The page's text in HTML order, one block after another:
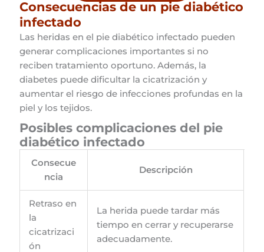
Consecuencias de un pie diabético
infectado
Las heridas en el pie diabético infectado pueden
generar complicaciones importantes si no
reciben tratamiento oportuno. Además, la
diabetes puede dificultar la cicatrización y
aumentar el riesgo de infecciones profundas en la
piel y los tejidos.
Posibles complicaciones del pie
diabético infectado
Consecue
ncia
Descripción
Retraso en
la
cicatrizaci
ón
La herida puede tardar más
tiempo en cerrar y recuperarse
adecuadamente.